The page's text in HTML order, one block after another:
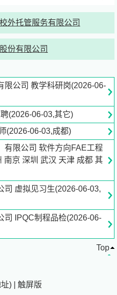
研启动费和住房待遇等；激
引进，无非升即走
、副教授、教授等职位，承担
。高校有较好的学术资源和研
。
技术开发区凌家山南路1号
18、20-23层2009
外托管服务有限公司
份有限公司
限公司 教学科研岗(2026-06-
(2026-06-03,其它)
(2026-06-03,成都)
有限公司 软件方向FAE工程
南京 深圳 武汉 天津 成都 其
司 虚拟见习生(2026-06-03,
司 IPQC制程品检(2026-06-
Top
) 触屏版